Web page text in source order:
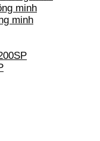
minh
minh